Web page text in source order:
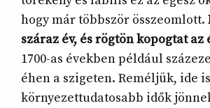
hogy már többször összeomlott.
száraz év, és rögtön kopogtat az
1700-as években például
éhen a szigeten. Reméljük, ide is
környezettudatosabb idők